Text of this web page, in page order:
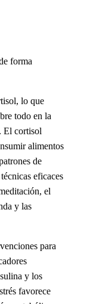
lo que
todo en la
El cortisol
alimentos
de
eficaces
el
y las
para
y los
favorece